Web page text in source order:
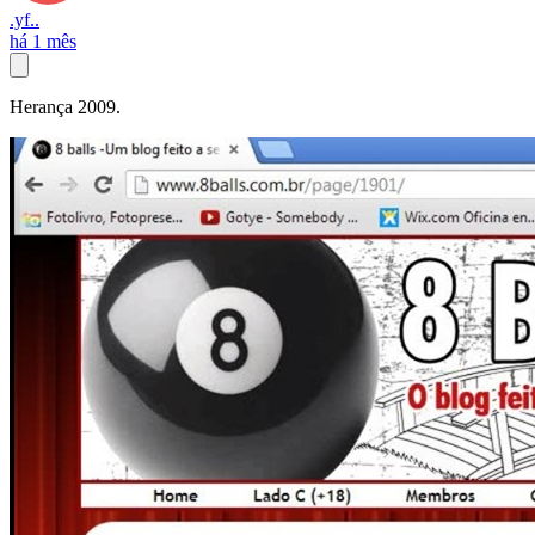
.yf..
há 1 mês
Herança 2009.